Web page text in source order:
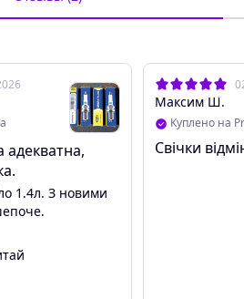
адекватна,
1.4л. З новими
Максим Ш.
Куплено на
Свічки